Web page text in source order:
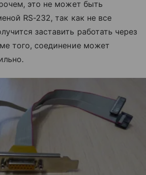
это не может быть
RS-232, так как не все
заставить работать через
того, соединение может